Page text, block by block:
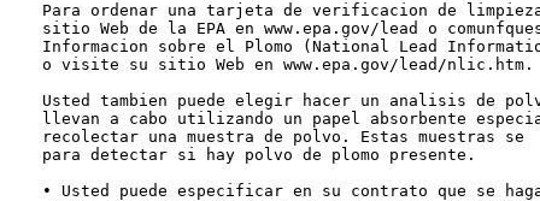
Para ordenar una tarjeta de verificacion de
sitio Web de la EPA en www.epa.gov/lead o
Informacion sobre el Plomo (National Lead
   o visite su sitio Web en www.epa.gov/lead/nlic.htm.
Usted tambien puede elegir hacer un analisis de
llevan a cabo utilizando un papel absorbente
recolectar una muestra de polvo. Estas muestras se
   para detectar si hay polvo de plomo presente.
• Usted puede especificar en su contrato que se